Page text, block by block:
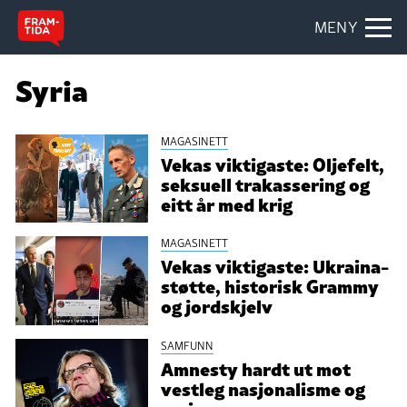
MENY
Syria
MAGASINETT
Vekas viktigaste: Oljefelt,
seksuell trakassering og
eitt år med krig
MAGASINETT
Vekas viktigaste: Ukraina-
støtte, historisk Grammy
og jordskjelv
SAMFUNN
Amnesty hardt ut mot
vestleg nasjonalisme og